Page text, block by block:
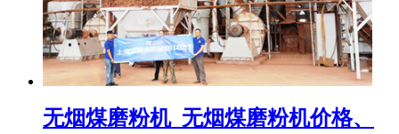
无烟煤磨粉机_无烟煤磨粉机价格、